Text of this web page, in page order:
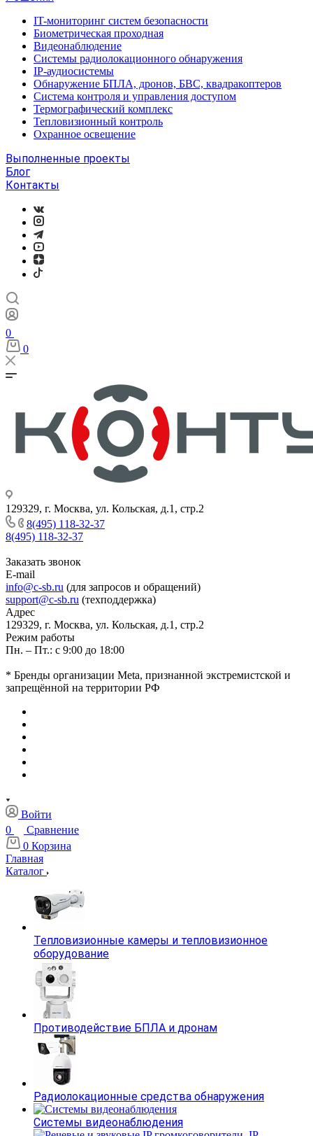
IT-мониторинг систем безопасности
Биометрическая проходная
Видеонаблюдение
Системы радиолокационного обнаружения
IP-аудиосистемы
Обнаружение БПЛА, дронов, БВС, квадракоптеров
Система контроля и управления доступом
Термографический комплекс
Тепловизионный контроль
Охранное освещение
Выполненные проекты
Блог
Контакты
0
0
129329, г. Москва, ул. Кольская, д.1, стр.2
8(495) 118-32-37
8(495) 118-32-37
Заказать звонок
E-mail
info@c-sb.ru (для запросов и обращений)
support@c-sb.ru (техподдержка)
Адрес
129329, г. Москва, ул. Кольская, д.1, стр.2
Режим работы
Пн. – Пт.: с 9:00 до 18:00
* Бренды организации Meta, признанной экстремистской и
запрещённой на территории РФ
Войти
0
Сравнение
0 Корзина
Главная
Каталог
Тепловизионные камеры и тепловизионное
оборудование
Противодействие БПЛА и дронам
Радиолокационные средства обнаружения
Системы видеонаблюдения